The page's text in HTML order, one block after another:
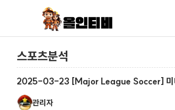
스포츠분석
2025-03-23 [Major League Soccer] 미
관리자